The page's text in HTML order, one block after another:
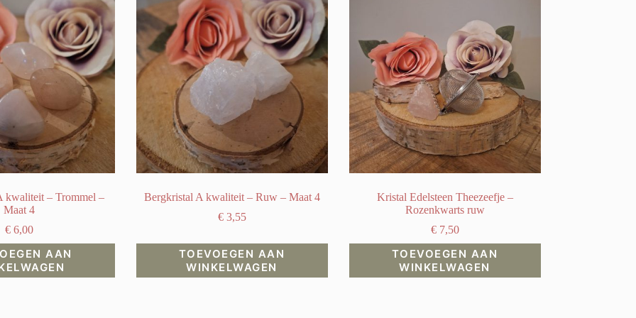
kwaliteit – Trommel –
Maat 4
€6,00
AAN
Bergkristal A kwaliteit – Ruw – Maat 4
€3,55
TOEVOEGEN AAN
WINKELWAGEN
Kristal Edelsteen Theezeefje –
Rozenkwarts ruw
€7,50
TOEVOEGEN AAN
WINKELWAGEN